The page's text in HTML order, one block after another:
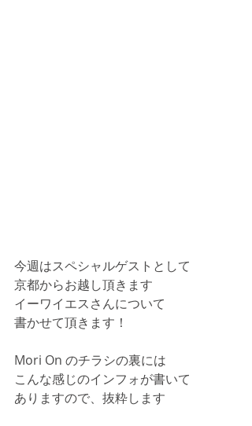
今週はスペシャルゲストとして
京都からお越し頂きます
イーワイエスさんについて
書かせて頂きます！
Mori On のチラシの裏には
こんな感じのインフォが書いて
ありますので、抜粋します